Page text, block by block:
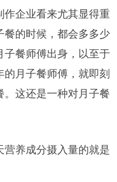
作企业看来尤其显得重
餐的时候，都会多多少
子餐师傅出身，以至于
月子餐师傅，就即刻
。这还是一种对月子餐
营养成分摄入量的就是